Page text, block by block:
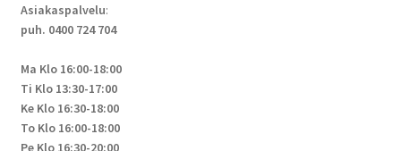
Asiakaspalvelu:
puh. 0400 724 704
Ma Klo 16:00-18:00
Ti Klo 13:30-17:00
Ke Klo 16:30-18:00
To Klo 16:00-18:00
Pe Klo 16:30-20:00